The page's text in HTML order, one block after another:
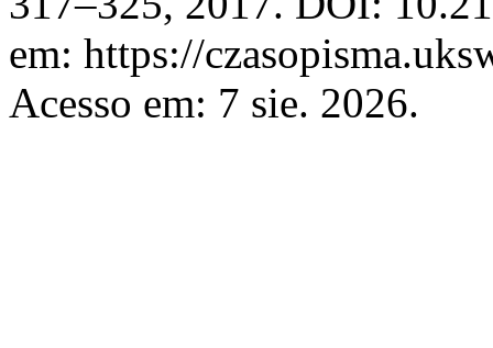
em: https://
Acesso em: 7 sie. 2026.